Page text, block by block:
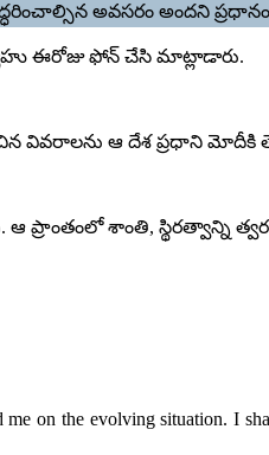
అవసరం అందని
ఈరోజు ఫోన్ చేసి మాట్లాడారు.
వివరాలను ఆ దేశ ప్రధాని
శాంతి, స్థిరత్వాన్ని
on the evolving situation. I